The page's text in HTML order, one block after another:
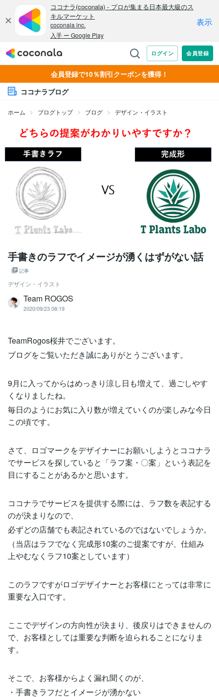
会員登録で10％割引クーポンを獲得！
ココナラブログ
ホーム ブログトップ ブログ デザイン・イラスト
手書きのラフでイメージが湧くはずがない話
記事
デザイン・イラスト
Team ROGOS
2020/09/23 08:19
TeamRogos桜井でございます。
ブログをご覧いただき誠にありがとうございます。
9月に入ってからはめっきり涼し日も増えて、過ごしやす
くなりましたね。
毎日のようにお気に入り数が増えていくのが楽しみな今日
この頃です。
さて、ロゴマークをデザイナーにお願いしようとココナラ
でサービスを探していると「ラフ案・〇案」という表記を
目にすることがあるかと思います。
ココナラでサービスを提供する際には、ラフ数を表記する
のが決まりなので、
必ずどの店舗でも表記されているのではないでしょうか。
（当店はラフでなく完成形10案のご提案ですが、仕組み
上やむなくラフ10案としています）
このラフですがロゴデザイナーとお客様にとっては非常に
重要な入口です。
ここでデザインの方向性が決まり、後戻りはできませんの
で、お客様としては重要な判断を迫られることになりま
す。
そこで、お客様からよく漏れ聞くのが、
・手書きラフだとイメージが湧かない